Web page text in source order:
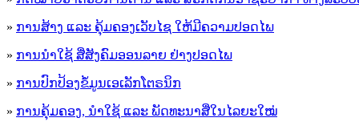
» ການສ້າງ ແລະ ຄຸ້ມຄອງເວັບໄຊ ໃຫ້ມີຄວາມປອດໄພ
» ການນຳໃຊ້ ສື່ສັງຄົມອອນລາຍ ຢ່າງປອດໄພ
» ການ​ປົກ​ປ້ອງ​ຂໍ້​ມູນ​ເອ​ເລັກ​ໂຕ​ຣ​ນິກ
» ການຄຸ້ມຄອງ, ນໍາໃຊ້ ແລະ ພັດທະນາສື່ໃນໄລຍະໃໝ່